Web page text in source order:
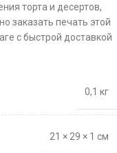
торта и десертов,
заказать печать этой
с быстрой доставкой
0,1 кг
21 × 29 × 1 см